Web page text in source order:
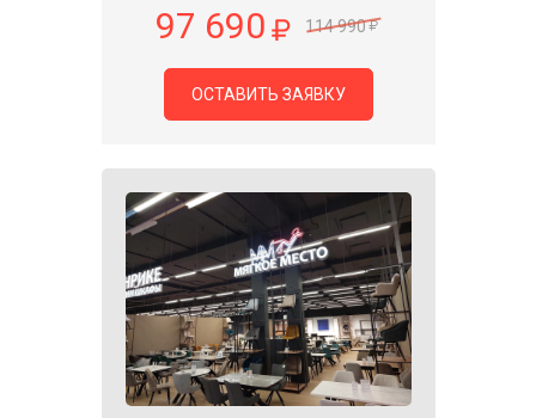
97 690 114 990
ОСТАВИТЬ ЗАЯВКУ